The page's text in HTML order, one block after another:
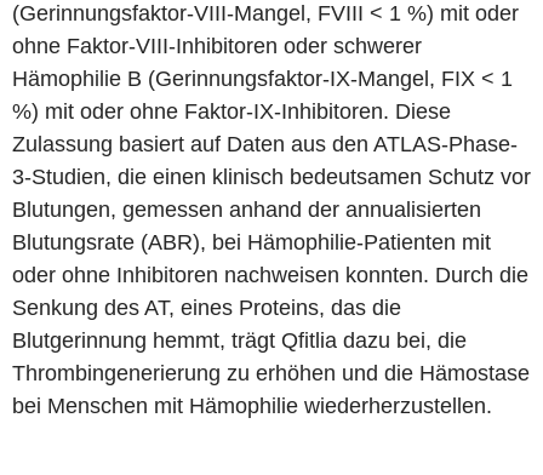
(Gerinnungsfaktor-VIII-Mangel, FVIII < 1 %) mit oder
ohne Faktor-VIII-Inhibitoren oder schwerer
Hämophilie B (Gerinnungsfaktor-IX-Mangel, FIX < 1
%) mit oder ohne Faktor-IX-Inhibitoren. Diese
Zulassung basiert auf Daten aus den ATLAS-Phase-
3-Studien, die einen klinisch bedeutsamen Schutz vor
Blutungen, gemessen anhand der annualisierten
Blutungsrate (ABR), bei Hämophilie-Patienten mit
oder ohne Inhibitoren nachweisen konnten. Durch die
Senkung des AT, eines Proteins, das die
Blutgerinnung hemmt, trägt Qfitlia dazu bei, die
Thrombingenerierung zu erhöhen und die Hämostase
bei Menschen mit Hämophilie wiederherzustellen.